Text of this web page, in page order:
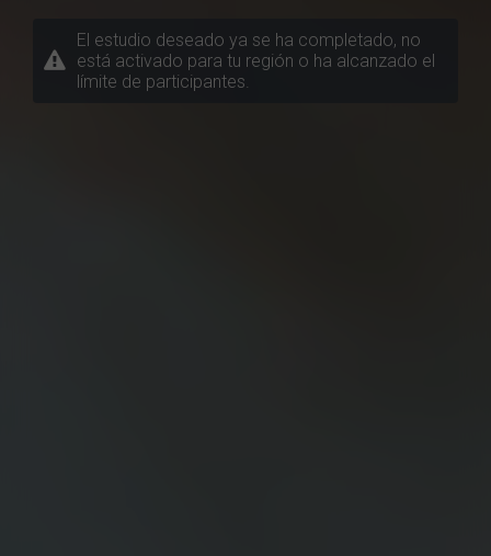
El estudio deseado ya se ha completado, no
está activado para tu región o ha alcanzado el
límite de participantes.